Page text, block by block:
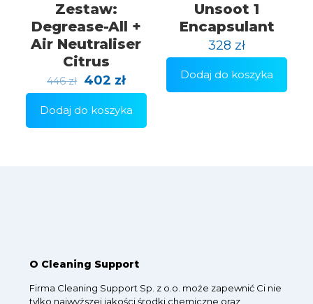
Zestaw:
Degrease-All +
Air Neutraliser
Citrus
446zł
Pierwotna
cena
wynosiła:
446 zł.
402 złAktualna
cena
wynosi:
Dodaj do koszyka
Unsoot 1
Encapsulant
328 zł
Dodaj do koszyka
O Cleaning Support
Firma Cleaning Support Sp. z o.o. może zapewnić Ci nie
tylko najwyższej jakości środki chemiczne oraz